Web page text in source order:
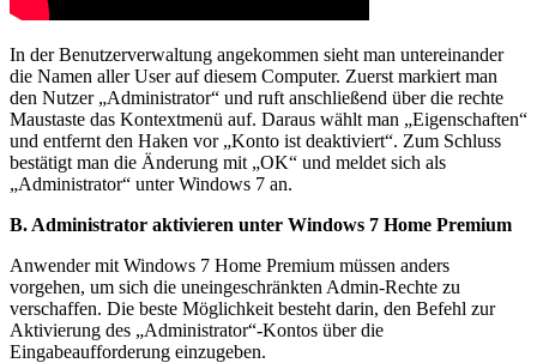
In der Benutzerverwaltung angekommen sieht man untereinander
die Namen aller User auf diesem Computer. Zuerst markiert man
den Nutzer „Administrator“ und ruft anschließend über die rechte
Maustaste das Kontextmenü auf. Daraus wählt man „Eigenschaften“
und entfernt den Haken vor „Konto ist deaktiviert“. Zum Schluss
bestätigt man die Änderung mit „OK“ und meldet sich als
„Administrator“ unter Windows 7 an.
B. Administrator aktivieren unter Windows 7 Home Premium
Anwender mit Windows 7 Home Premium müssen anders
vorgehen, um sich die uneingeschränkten Admin-Rechte zu
verschaffen. Die beste Möglichkeit besteht darin, den Befehl zur
Aktivierung des „Administrator“-Kontos über die
Eingabeaufforderung einzugeben.